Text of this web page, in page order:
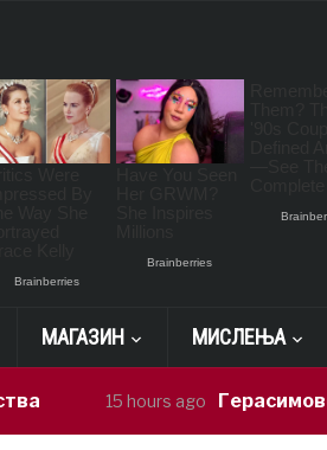
МАГАЗИН МИСЛЕЊА
15 hours ago